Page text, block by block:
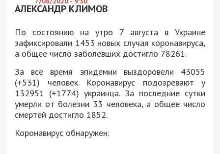
АЛЕКСАНДР КЛИМОВ
По состоянию на утро 7 августа в Украине
зафиксировали 1453 новых случая коронавируса,
а общее число заболевших достигло 78261.
За все время эпидемии выздоровели 43055
(+531) человек. Коронавирус подозревают у
132951 (+1774) украинца. За последние сутки
умерли от болезни 33 человека, а общее число
смертей достигло 1852.
Коронавирус обнаружен: